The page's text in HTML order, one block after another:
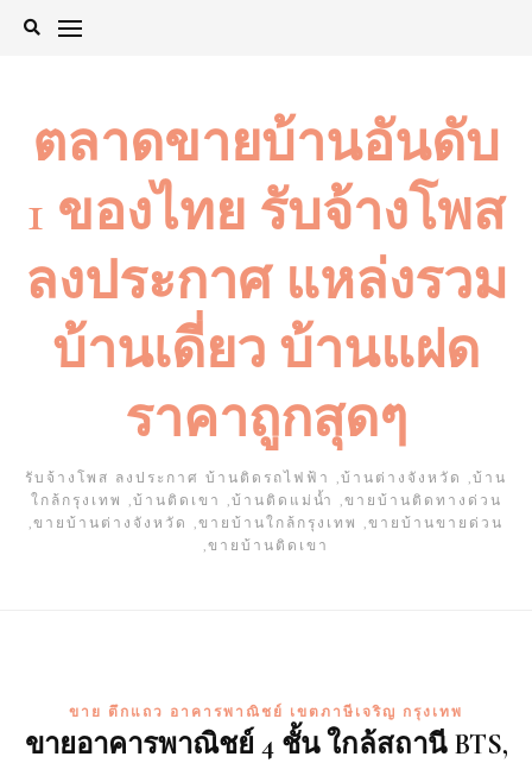
Skip
ตลาดขายบ้านอันดับ
1 ของไทย รับจ้างโพส
ลงประกาศ แหล่งรวม
บ้านเดี่ยว บ้านแฝด
ราคาถูกสุดๆ
รับจ้างโพส ลงประกาศ บ้านติดรถไฟฟ้า ,บ้านต่างจังหวัด ,บ้าน
ใกล้กรุงเทพ ,บ้านติดเขา ,บ้านติดแม่น้ำ ,ขายบ้านติดทางด่วน
,ขายบ้านต่างจังหวัด ,ขายบ้านใกล้กรุงเทพ ,ขายบ้านขายด่วน
,ขายบ้านติดเขา
ขาย ตึกแถว อาคารพาณิชย์ เขตภาษีเจริญ กรุงเทพ
ขายอาคารพาณิชย์ 4 ชั้น ใกล้สถานี BTS,